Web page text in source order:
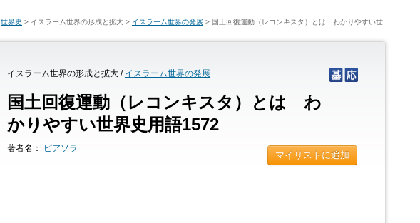
世界史 > イスラーム世界の形成と拡大 > イスラーム世界の発展 > 国土回復運動（レコンキスタ）とは わかりやすい世
イスラーム世界の形成と拡大 / イスラーム世界の発展
国土回復運動（レコンキスタ）とは わ
かりやすい世界史用語1572
著者名： ピアソラ
マイリストに追加